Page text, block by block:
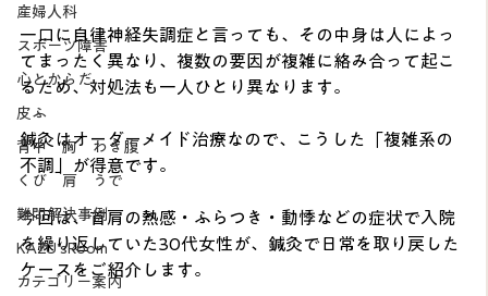
産婦人科
スポーツ障害
心とからだ
皮ふ
背中 胸 わき腹
くび 肩 うで
難問解決事例
KAZU’sRoom
カテゴリー案内
一口に自律神経失調症と言っても、その中身は人によっ
てまったく異なり、複数の要因が複雑に絡み合って起こ
るため、対処法も一人ひとり異なります。
鍼灸はオーダーメイド治療なので、こうした「複雑系の
不調」が得意です。
今回は、首肩の熱感・ふらつき・動悸などの症状で入院
を繰り返していた30代女性が、鍼灸で日常を取り戻した
ケースをご紹介します。